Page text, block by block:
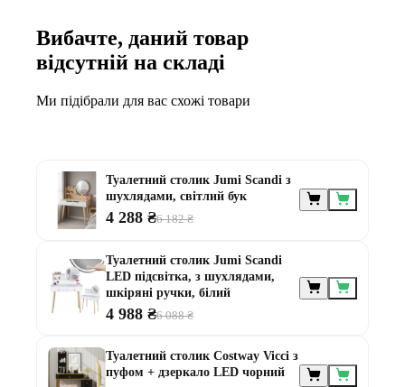
Дивитися все
Вибачте, даний товар
відсутній на складі
Ми підібрали для вас схожі товари
Туалетний столик Jumi Scandi з
шухлядами, світлий бук
4 288 ₴6 182 ₴
Туалетний столик Jumi Scandi
LED підсвітка, з шухлядами,
шкіряні ручки, білий
4 988 ₴6 088 ₴
Туалетний столик Costway Vicci з
пуфом + дзеркало LED чорний